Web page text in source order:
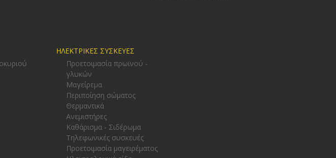
ΗΛΕΚΤΡΙΚΕΣ ΣΥΣΚΕΥΕΣ
Προετοιμασία πρωϊνού -
γλυκών
Μαγείρεμα
Περιποίηση σώματος
Θερμαντικά
Ανεμιστήρες
Καθάρισμα - Σιδέρωμα
Τηλεφωνικές συσκευές
Προετοιμασία μαγειρέματος